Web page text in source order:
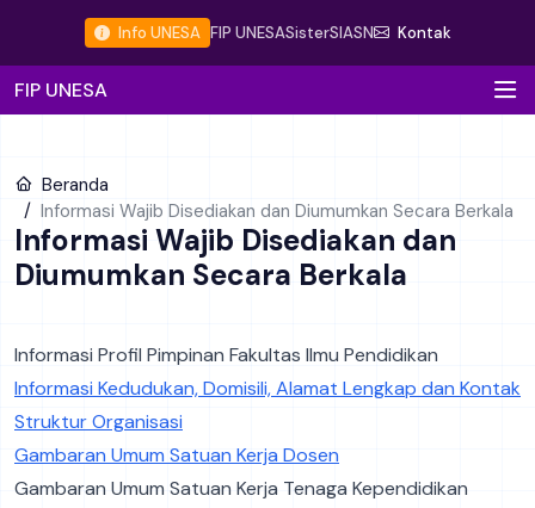
Info UNESA FIP UNESASisterSIASN Kontak
FIP UNESA
Beranda
Informasi Wajib Disediakan dan Diumumkan Secara Berkala
Informasi Wajib Disediakan dan
Diumumkan Secara Berkala
Informasi Profil Pimpinan Fakultas Ilmu Pendidikan
Informasi Kedudukan, Domisili, Alamat Lengkap dan Kontak
Struktur Organisasi
Gambaran Umum Satuan Kerja Dosen
Gambaran Umum Satuan Kerja Tenaga Kependidikan